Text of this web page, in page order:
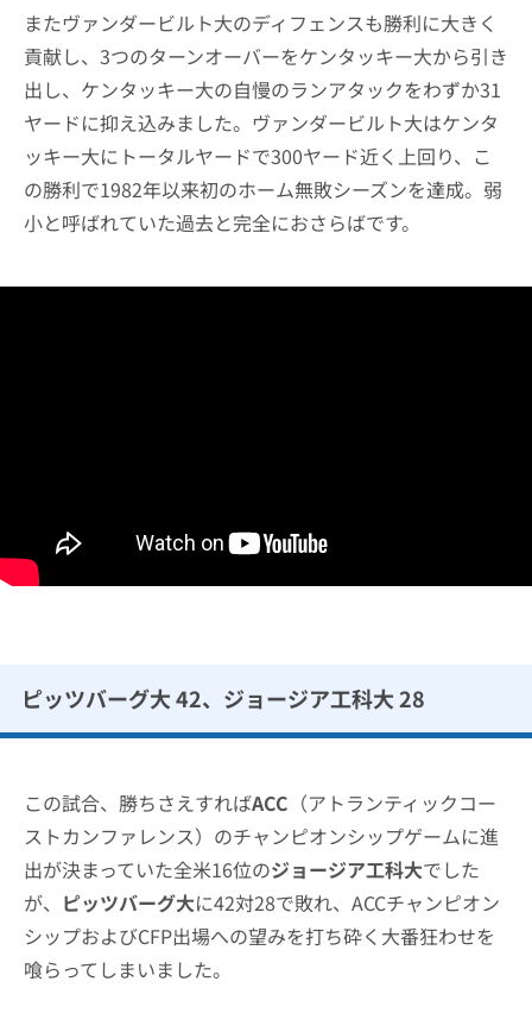
またヴァンダービルト大のディフェンスも勝利に大きく
貢献し、3つのターンオーバーをケンタッキー大から引き
出し、ケンタッキー大の自慢のランアタックをわずか31
ヤードに抑え込みました。ヴァンダービルト大はケンタ
ッキー大にトータルヤードで300ヤード近く上回り、こ
の勝利で1982年以来初のホーム無敗シーズンを達成。弱
小と呼ばれていた過去と完全におさらばです。
ピッツバーグ大 42、ジョージア工科大 28
この試合、勝ちさえすればACC （アトランティックコー
ストカンファレンス）のチャンピオンシップゲームに進
出が決まっていた全米16位のジョージア工科大でした
が、 ピッツバーグ大に42対28で敗れ、ACCチャンピオン
シップおよびCFP出場への望みを打ち砕く大番狂わせを
喰らってしまいました。